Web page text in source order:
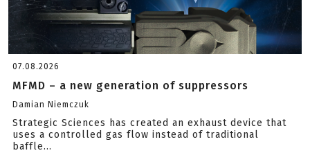
07.08.2026
MFMD – a new generation of suppressors
Damian Niemczuk
Strategic Sciences has created an exhaust device that
uses a controlled gas flow instead of traditional
baffle...